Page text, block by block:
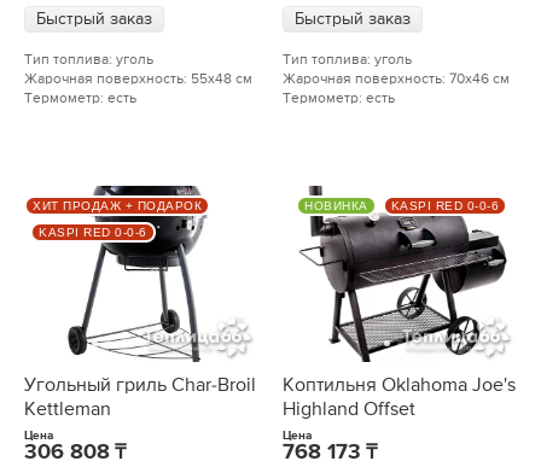
Быстрый заказ
Тип топлива: уголь
Жарочная поверхность: 55x48 см
Термометр: есть
Быстрый заказ
Тип топлива: уголь
Жарочная поверхность: 70x46 см
Термометр: есть
Угольный гриль Char-Broil
Kettleman
Цена
306 808
ХИТ ПРОДАЖ + ПОДАРОК
KASPI RED 0-0-6
Коптильня Oklahoma Joe's
Highland Offset
Цена
768 173
НОВИНКА KASPI RED 0-0-6